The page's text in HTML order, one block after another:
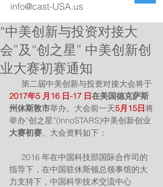
info@cast-USA.us
“中美创新与投资对接大
会”及“创之星” 中美创新创
业大赛初赛通知
      第二届中美创新与投资对接大会将于
2017年5 月16 日-17 日在美国德克萨斯
州休斯敦市举办。大会前一天5月15日将
举办“创之星”(InnoSTARS)中美创新创业
大赛初赛。大会资料如下：
指导下，在中国驻休斯顿总领事馆的大
力支持下，中国科学技术交流中心